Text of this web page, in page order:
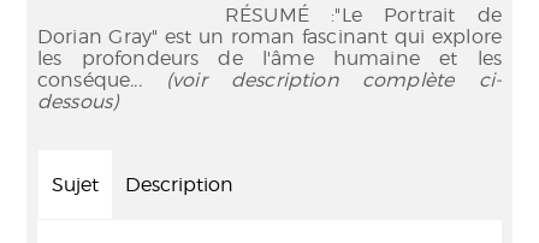
RÉSUMÉ :"Le Portrait de
Dorian Gray" est un roman fascinant qui explore
les profondeurs de l'âme humaine et les
conséque... (voir description complète ci-
dessous)
Sujet Description